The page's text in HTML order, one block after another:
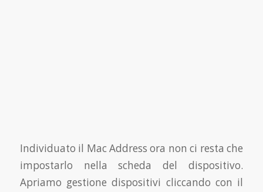
Individuato il Mac Address ora non ci resta che
impostarlo nella scheda del dispositivo.
Apriamo gestione dispositivi cliccando con il